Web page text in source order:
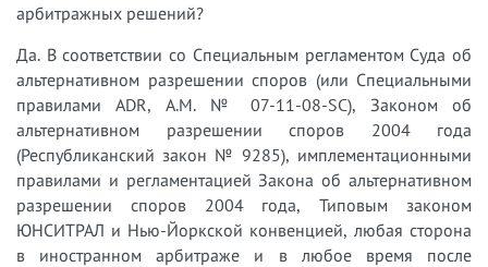
арбитражных решений?
Да. В соответствии со Специальным регламентом Суда об
альтернативном разрешении споров (или Специальными
правилами ADR, A.M. № 07-11-08-SC), Законом об
альтернативном разрешении споров 2004 года
(Республиканский закон № 9285), имплементационными
правилами и регламентацией Закона об альтернативном
разрешении споров 2004 года, Типовым законом
ЮНСИТРАЛ и Нью-Йоркской конвенцией, любая сторона
в иностранном арбитраже и в любое время после